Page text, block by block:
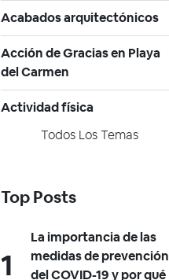
Acabados arquitectónicos
Acción de Gracias en Playa
del Carmen
Actividad física
Todos Los Temas
Top Posts
La importancia de las
medidas de prevención
del COVID-19 y por qué